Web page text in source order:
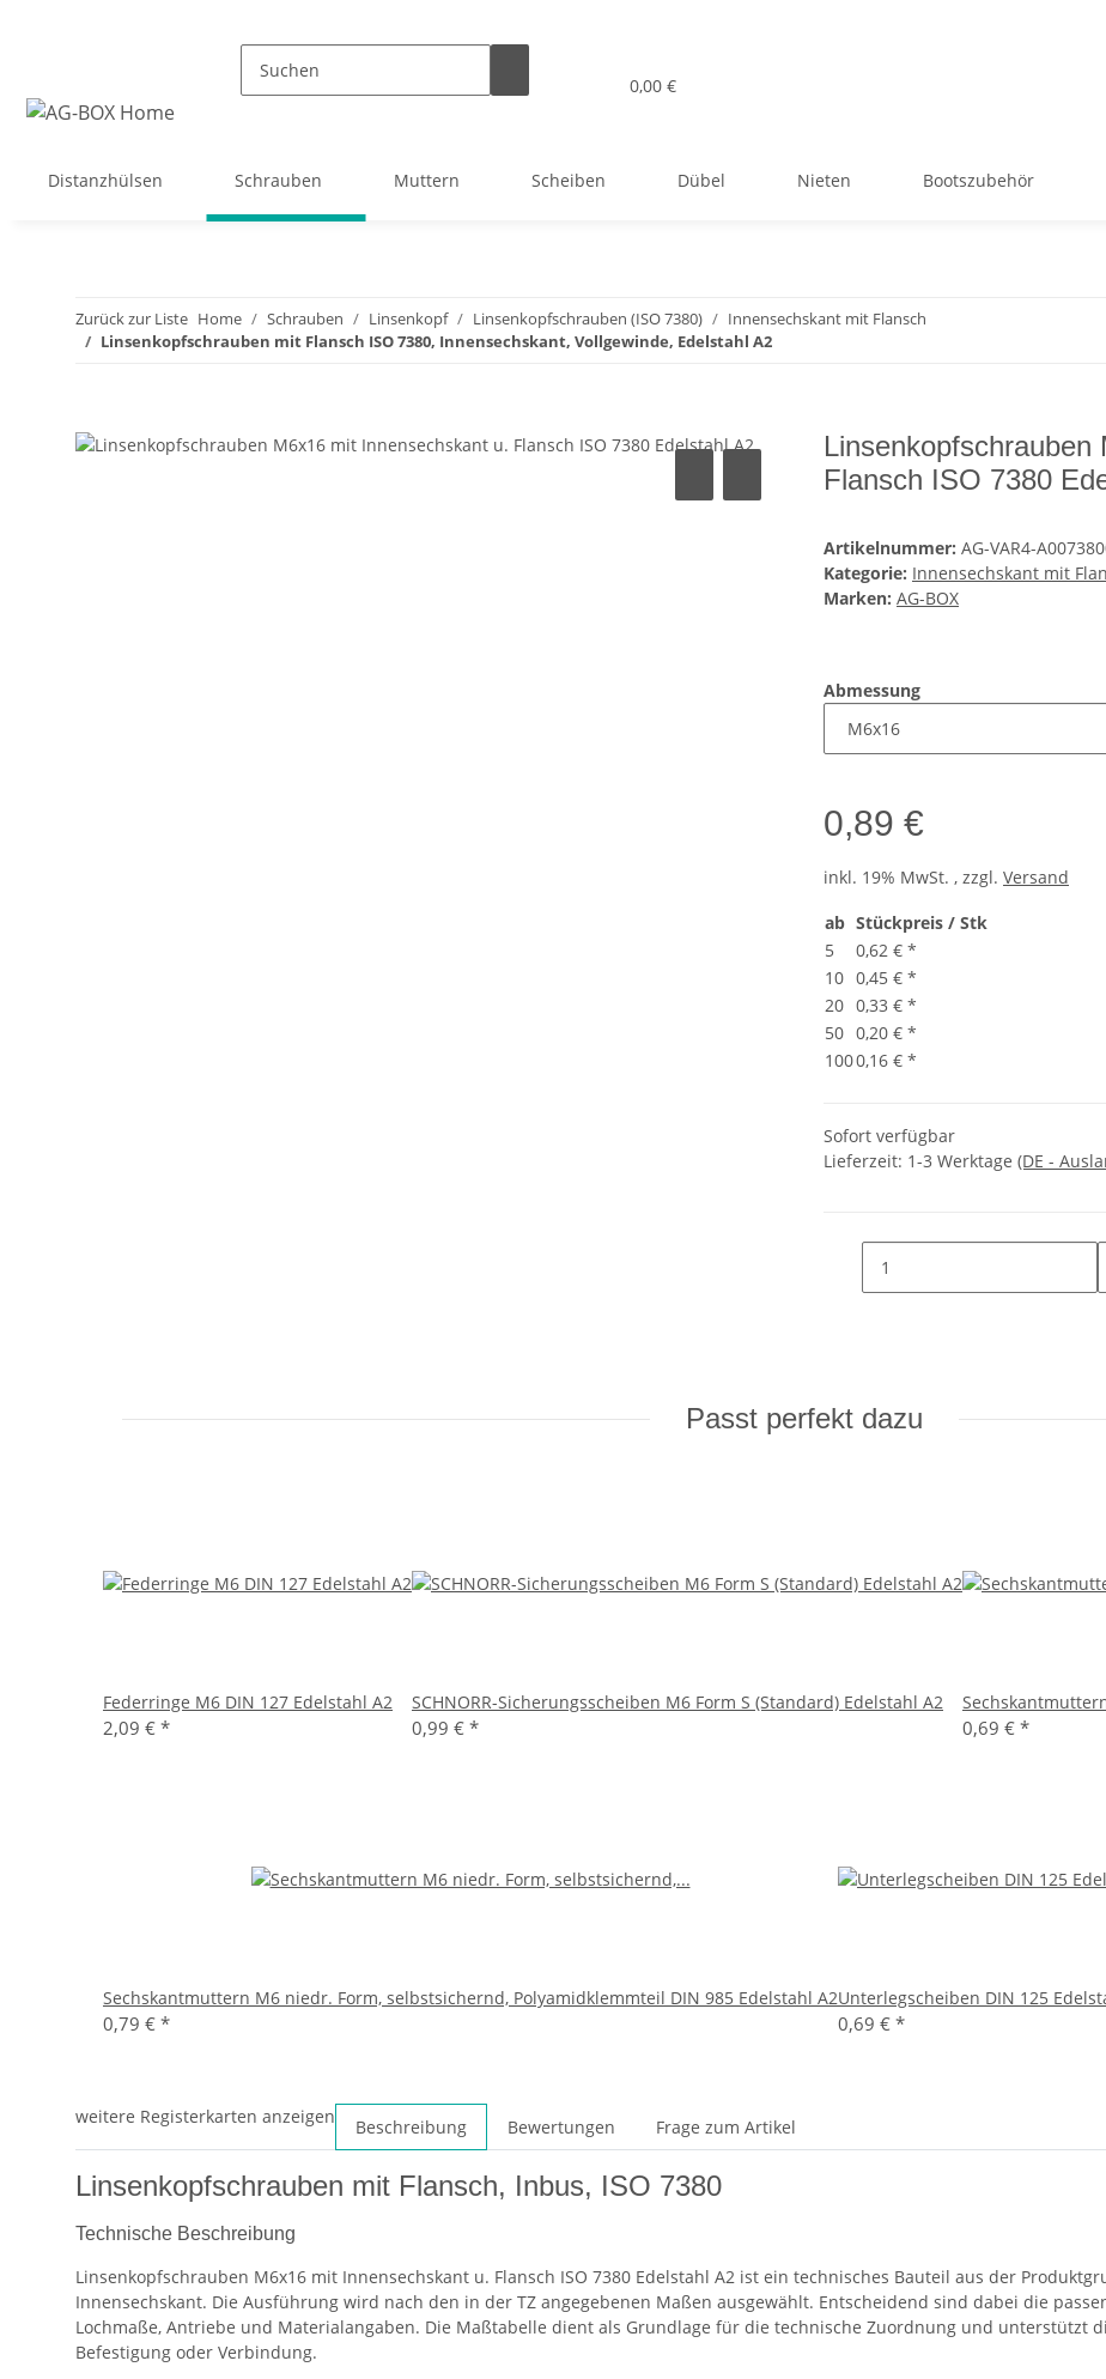
0,00 €
Distanzhülsen Schrauben Muttern Scheiben Dübel Nieten Bootszubehör
Zurück zur Liste Home Schrauben Linsenkopf Linsenkopfschrauben (ISO 7380)
Innensechskant mit Flansch
Linsenkopfschrauben mit Flansch ISO 7380, Innensechskant, Vollgewinde, Edelstahl A2
Linsenkopfschrauben
Flansch ISO 7380
Artikelnummer: AG-VAR4-
Kategorie: Innensechskant mit
Marken: AG-BOX
Abmessung
0,89 €
inkl. 19% MwSt. , zzgl. Versand
ab Stückpreis / Stk
5
0,62 € *
10 0,45 € *
20 0,33 € *
50 0,20 € *
1000,16 € *
Sofort verfügbar
Lieferzeit: 1-3 Werktage (DE -
Passt perfekt dazu
Federringe M6 DIN 127 Edelstahl A2
2,09 € *
SCHNORR-Sicherungsscheiben M6 Form S (Standard) Edelstahl A2
0,99 € * 0,69 € *
Sechskantmuttern M6 niedr. Form, selbstsichernd, Polyamidklemmteil DIN 985 Edelstahl A2
0,79 € *
Unterlegscheiben DIN 125
0,69 € *
weitere Registerkarten anzeigen Beschreibung Bewertungen Frage zum Artikel
Linsenkopfschrauben mit Flansch, Inbus, ISO 7380
Technische Beschreibung
Linsenkopfschrauben M6x16 mit Innensechskant u. Flansch ISO 7380 Edelstahl A2 ist ein technisches Bauteil aus der
Innensechskant. Die Ausführung wird nach den in der TZ angegebenen Maßen ausgewählt. Entscheidend sind dabei die
Lochmaße, Antriebe und Materialangaben. Die Maßtabelle dient als Grundlage für die technische Zuordnung und unterstützt
Befestigung oder Verbindung.